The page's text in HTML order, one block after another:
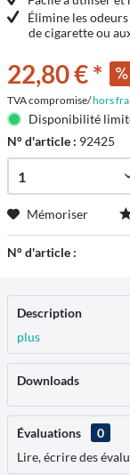
Élimine les
de cigarette ou
22,80 € *
TVA compromise/hors
Disponibilité
N° d'article : 92425
Mémoriser
N° d'article :
Description
plus
Downloads
Évaluations
0
Lire, écrire des